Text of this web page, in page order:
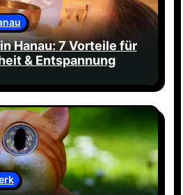
Hanau: 7 Vorteile für
& Entspannung